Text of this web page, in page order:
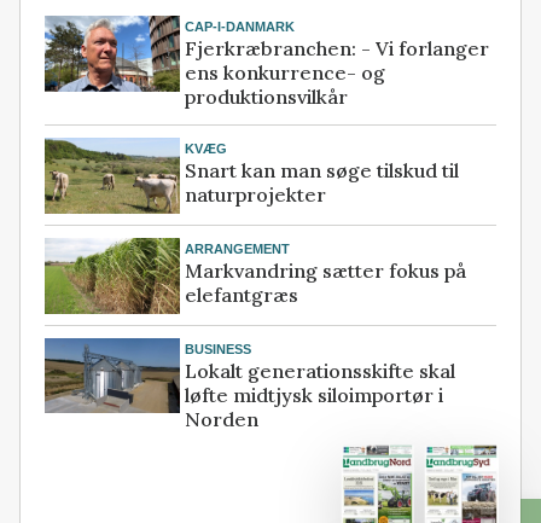
CAP-I-DANMARK
Fjerkræbranchen: - Vi forlanger
ens konkurrence- og
produktionsvilkår
KVÆG
Snart kan man søge tilskud til
naturprojekter
ARRANGEMENT
Markvandring sætter fokus på
elefantgræs
BUSINESS
Lokalt generationsskifte skal
løfte midtjysk siloimportør i
Norden